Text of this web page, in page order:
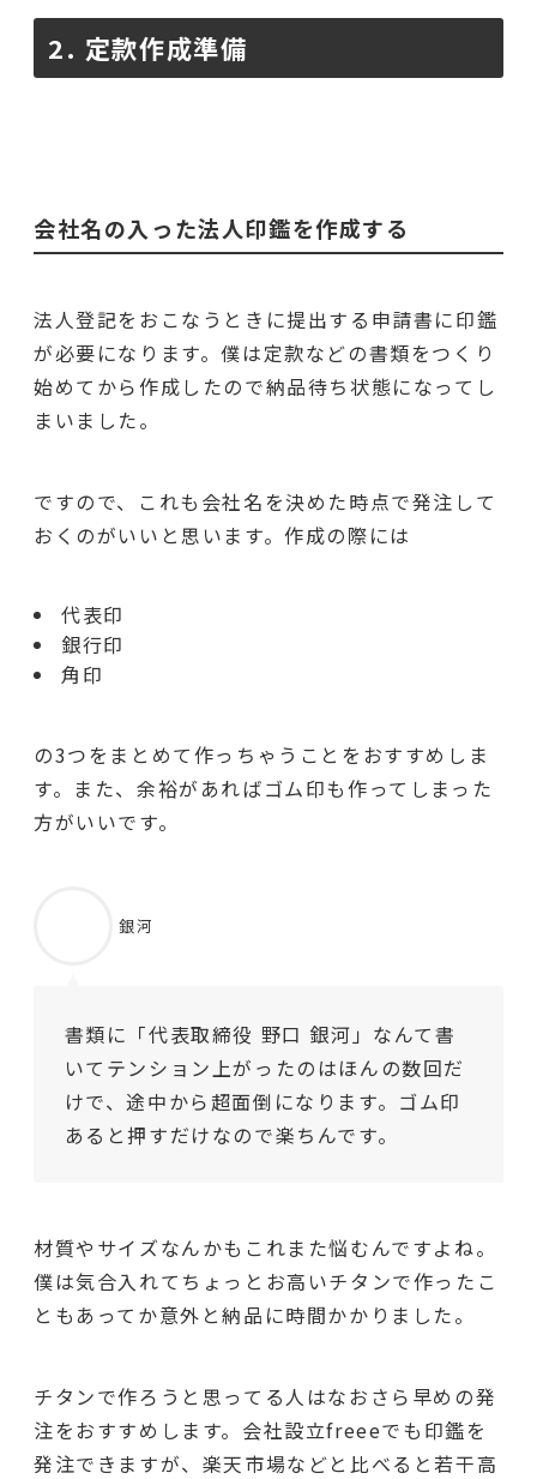
2. 定款作成準備
会社名の入った法人印鑑を作成する
法人登記をおこなうときに提出する申請書に印鑑
が必要になります。僕は定款などの書類をつくり
始めてから作成したので納品待ち状態になってし
まいました。
ですので、これも 会社名を決めた時点で発注して
おくのがいいと思います。作成の際には
代表印
銀行印
角印
の3つをまとめて作っちゃうことをおすすめしま
す。また、余裕があればゴム印も作ってしまった
方がいいです。
銀河
書類に「代表取締役 野口 銀河」なんて書
いてテンション上がったのはほんの数回だ
けで、途中から超面倒になります。ゴム印
あると押すだけなので楽ちんです。
材質やサイズなんかもこれまた悩むんですよね。
僕は気合入れてちょっとお高いチタンで作ったこ
ともあってか意外と納品に時間かかりました。
チタンで作ろうと思ってる人はなおさら早めの発
注をおすすめします。会社設立freeeでも印鑑を
発注できますが、楽天市場などと比べると若干高